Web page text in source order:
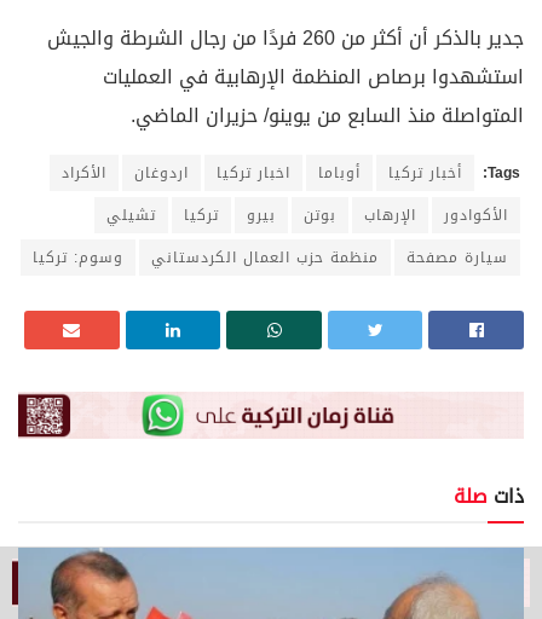
جدير بالذكر أن أكثر من 260 فردًا من رجال الشرطة والجيش
استشهدوا برصاص المنظمة الإرهابية في العمليات
المتواصلة منذ السابع من يوينو/ حزيران الماضي.
Tags: أخبار تركيا أوباما اخبار تركيا اردوغان
الأكراد
الأكوادور
الإرهاب بوتن بيرو تركيا
تشيلي
سيارة مصفحة
منظمة حزب العمال الكردستاني وسوم: تركيا
ذات صلة